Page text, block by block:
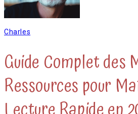
Charles
Guide Complet des
Ressources pour